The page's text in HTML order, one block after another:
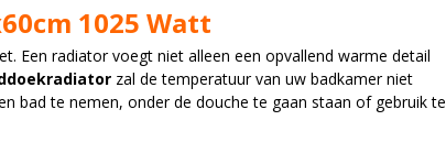
1025 Watt
Een radiator voegt niet alleen een opvallend warme detail
zal de temperatuur van uw badkamer niet
bad te nemen, onder de douche te gaan staan of gebruik te